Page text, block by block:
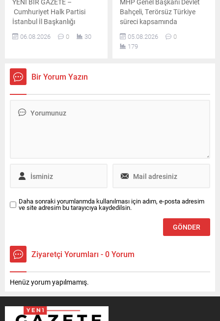
Cumhuriyet Halk Partisi
İstanbul İl Başkanlığı
temmuz ayının 21. gününde
yaptığı duyuruyla çok sayıda
aykırı faaliyetler gerekçesiyle
görevden uzaklaştırmıştı.
ardından teşkilatlarda yeni
06.08.2026 0 30
Bahçeli, Terörsüz Türkiye
süreci kapsamında
hazırlanan çerçeve yasa
teklifine ilişkin
değerlendirmelerde bulundu.
05.08.2026
0
179
Bir Yorum Yazın
Daha sonraki yorumlarımda kullanılması için adım, e-posta adresim
ve site adresim bu tarayıcıya kaydedilsin.
Ziyaretçi Yorumları - 0 Yorum
Henüz yorum yapılmamış.